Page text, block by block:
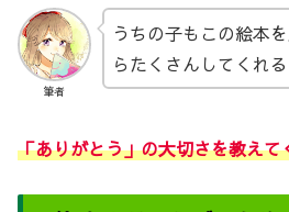
筆者
うちの子もこの絵本
らたくさんしてくれ
「ありがとう」の大切さを教えて